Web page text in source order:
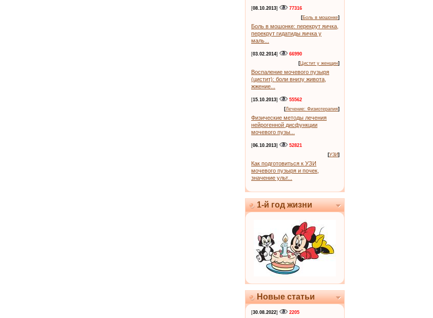
[08.10.2013]
77316
[Боль в мошонке]
Боль в мошонке: перекрут яичка,
перекрут гидатиды яичка у
маль...
[03.02.2014]
66990
[Цистит у женщин]
Воспаление мочевого пузыря
(цистит): боли внизу живота,
жжение...
[15.10.2013]
55562
[Лечение: Физиотерапия]
Физические методы лечения
нейрогенной дисфункции
мочевого пузы...
[06.10.2013]
52821
[УЗИ]
Как подготовиться к УЗИ
мочевого пузыря и почек,
значение ульт...
1-й год жизни
Новые статьи
[30.08.2022]
2205